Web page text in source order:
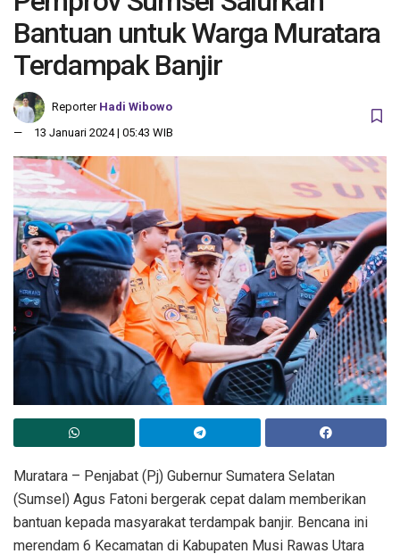
Bantuan untuk Warga Muratara
Terdampak Banjir
Reporter Hadi Wibowo
13 Januari 2024 | 05:43 WIB
Muratara – Penjabat (Pj) Gubernur Sumatera Selatan
(Sumsel) Agus Fatoni bergerak cepat dalam memberikan
bantuan kepada masyarakat terdampak banjir. Bencana ini
merendam 6 Kecamatan di Kabupaten Musi Rawas Utara